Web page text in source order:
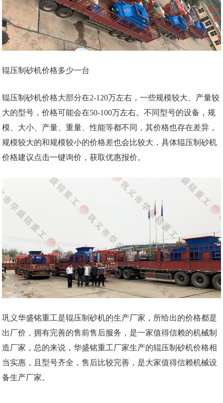
辊压制砂机价格多少一台
辊压制砂机价格大部分在2-120万左右，一些规模较大、产量较
大的型号，价格可能会在50-100万左右。不同型号的设备，规
模、大小、产量、重量、性能等都不同，其价格也存在差异，
规模较大的和规模较小的价格差也会比较大，具体辊压制砂机
价格建议点击一键询价，获取优惠报价。
巩义华盛铭重工是辊压制砂机的生产厂家，所给出的价格都是
出厂价，拥有完善的售前售后服务，是一家值得信赖的机械制
造厂家，总的来说，华盛铭重工厂家生产的辊压制砂机价格相
当实惠，且型号齐全，售后比较完善，是大家值得信赖机械设
备生产厂家。